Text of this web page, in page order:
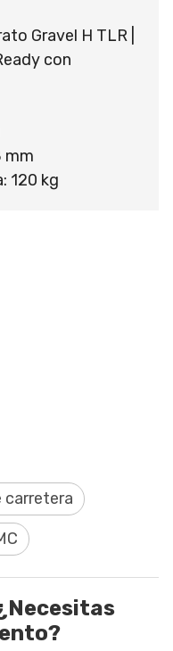
Gravel H TLR |
con
mm
120 kg
carretera